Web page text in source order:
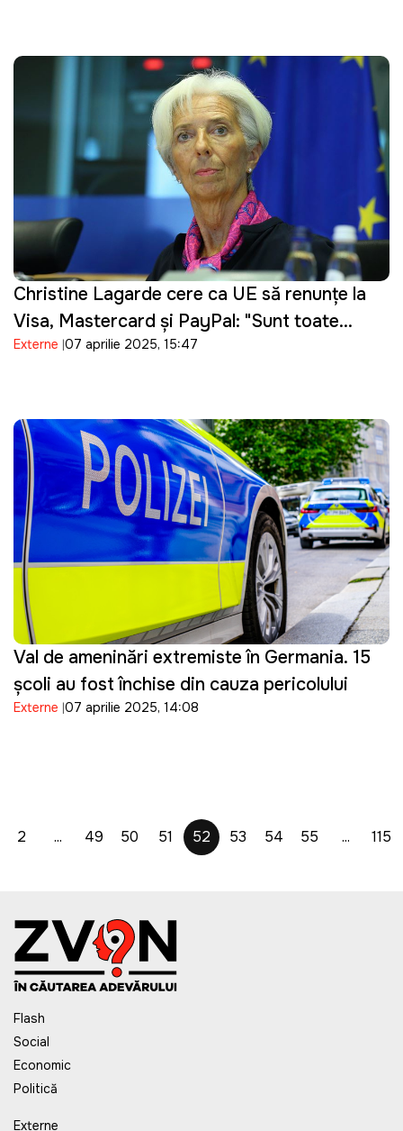
Christine Lagarde cere ca UE să renunțe la
Visa, Mastercard și PayPal: "Sunt toate
deținute de companii americane sau chineze"
Externe 07 aprilie 2025, 15:47
Val de amenințări extremiste în Germania. 15
școli au fost închise din cauza pericolului
Externe 07 aprilie 2025, 14:08
2 ... 49 50 51 52 53 54 55 ... 115
Flash
Social
Economic
Politică
Externe